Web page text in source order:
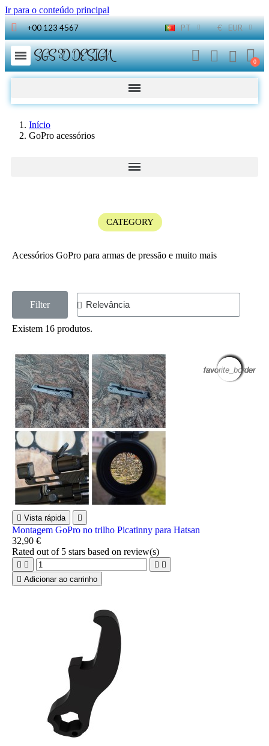
Ir para o conteúdo principal
+00 123 4567 PT € EUR
SGS 3D DESIGN
Início
GoPro acessórios
CATEGORY
Acessórios GoPro para armas de pressão e muito mais
Existem 16 produtos.
Filter
favorite_border
 Vista rápida 
Montagem GoPro no trilho Picatinny para Hatsan
32,90 €
Rated out of 5 stars based on review(s)
   
 Adicionar ao carrinho
favorite_border
favorite_border
favorite_border
favorite_border
favorite_border
favorite_border
favorite_border
favorite_border
favorite_border
favorite_border
favorite_border